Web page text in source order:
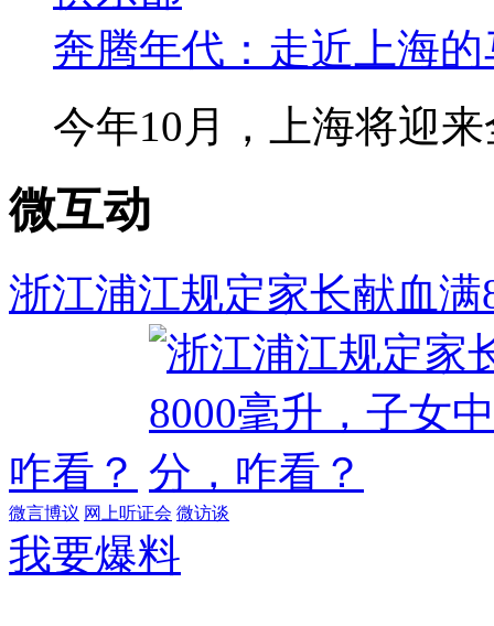
奔腾年代：走近上海
今年10月，上海将迎
微互动
浙江浦江规定家长献血
咋看？
微言博议 网上听证会 微访谈
我要爆料